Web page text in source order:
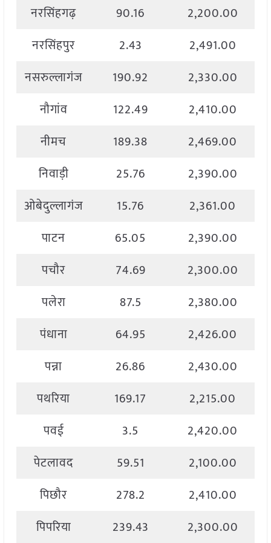
नरसिंहगढ़ 90.16
2,200.00
नरसिंहपुर
2.43
2,491.00
नसरुल्लागंज
190.92
2,330.00
नौगांव
122.49
2,410.00
नीमच
189.38
2,469.00
निवाड़ी
25.76
2,390.00
ओबेदुल्लागंज
15.76
2,361.00
पाटन
65.05
2,390.00
पचौर
74.69
2,300.00
पलेरा
87.5
2,380.00
पंधाना
64.95
2,426.00
पन्ना
26.86
2,430.00
पथरिया
169.17
2,215.00
पवई
3.5
2,420.00
पेटलावद
59.51
2,100.00
पिछौर
278.2
2,410.00
पिपरिया
239.43 2,300.00